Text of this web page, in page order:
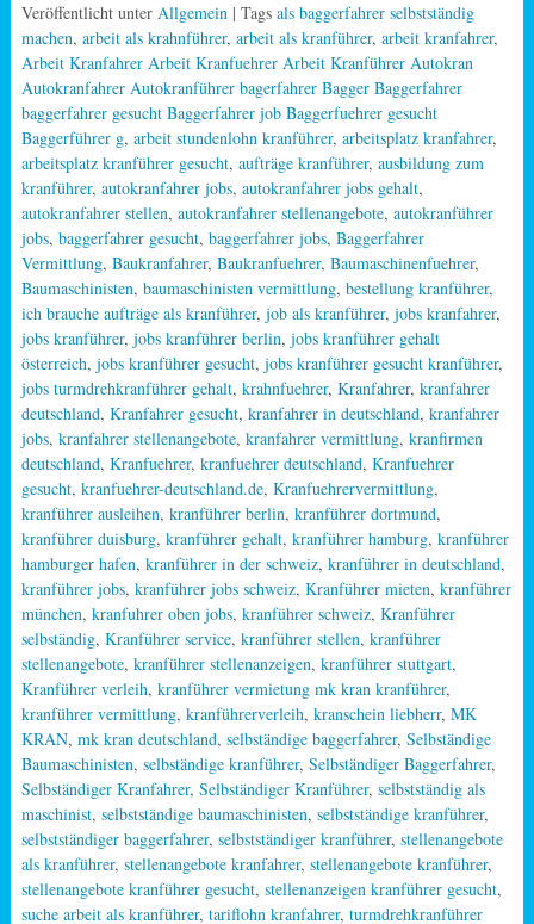
Veröffentlicht unter Allgemein | Tags als baggerfahrer selbstständig
machen, arbeit als krahnführer, arbeit als kranführer, arbeit kranfahrer,
Arbeit Kranfahrer Arbeit Kranfuehrer Arbeit Kranführer Autokran
Autokranfahrer Autokranführer bagerfahrer Bagger Baggerfahrer
baggerfahrer gesucht Baggerfahrer job Baggerfuehrer gesucht
Baggerführer g, arbeit stundenlohn kranführer, arbeitsplatz kranfahrer,
arbeitsplatz kranführer gesucht, aufträge kranführer, ausbildung zum
kranführer, autokranfahrer jobs, autokranfahrer jobs gehalt,
autokranfahrer stellen, autokranfahrer stellenangebote, autokranführer
jobs, baggerfahrer gesucht, baggerfahrer jobs, Baggerfahrer
Vermittlung, Baukranfahrer, Baukranfuehrer, Baumaschinenfuehrer,
Baumaschinisten, baumaschinisten vermittlung, bestellung kranführer,
ich brauche aufträge als kranführer, job als kranführer, jobs kranfahrer,
jobs kranführer, jobs kranführer berlin, jobs kranführer gehalt
österreich, jobs kranführer gesucht, jobs kranführer gesucht kranführer,
jobs turmdrehkranführer gehalt, krahnfuehrer, Kranfahrer, kranfahrer
deutschland, Kranfahrer gesucht, kranfahrer in deutschland, kranfahrer
jobs, kranfahrer stellenangebote, kranfahrer vermittlung, kranfirmen
deutschland, Kranfuehrer, kranfuehrer deutschland, Kranfuehrer
gesucht, kranfuehrer-deutschland.de, Kranfuehrervermittlung,
kranführer ausleihen, kranführer berlin, kranführer dortmund,
kranführer duisburg, kranführer gehalt, kranführer hamburg, kranführer
hamburger hafen, kranführer in der schweiz, kranführer in deutschland,
kranführer jobs, kranführer jobs schweiz, Kranführer mieten, kranführer
münchen, kranfuhrer oben jobs, kranführer schweiz, Kranführer
selbständig, Kranführer service, kranführer stellen, kranführer
stellenangebote, kranführer stellenanzeigen, kranführer stuttgart,
Kranführer verleih, kranführer vermietung mk kran kranführer,
kranführer vermittlung, kranführerverleih, kranschein liebherr, MK
KRAN, mk kran deutschland, selbständige baggerfahrer, Selbständige
Baumaschinisten, selbständige kranführer, Selbständiger Baggerfahrer,
Selbständiger Kranfahrer, Selbständiger Kranführer, selbstständig als
maschinist, selbstständige baumaschinisten, selbstständige kranführer,
selbstständiger baggerfahrer, selbstständiger kranführer, stellenangebote
als kranführer, stellenangebote kranfahrer, stellenangebote kranführer,
stellenangebote kranführer gesucht, stellenanzeigen kranführer gesucht,
suche arbeit als kranführer, tariflohn kranfahrer, turmdrehkranführer